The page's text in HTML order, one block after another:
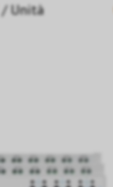
/ Unità